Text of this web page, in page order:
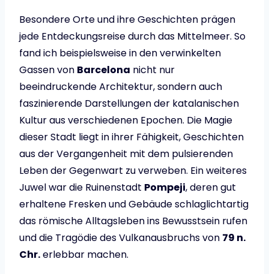
Besondere Orte und ihre Geschichten prägen
jede Entdeckungsreise durch das Mittelmeer. So
fand ich beispielsweise in den verwinkelten
Gassen von Barcelona nicht nur
beeindruckende Architektur, sondern auch
faszinierende Darstellungen der katalanischen
Kultur aus verschiedenen Epochen. Die Magie
dieser Stadt liegt in ihrer Fähigkeit, Geschichten
aus der Vergangenheit mit dem pulsierenden
Leben der Gegenwart zu verweben. Ein weiteres
Juwel war die Ruinenstadt Pompeji, deren gut
erhaltene Fresken und Gebäude schlaglichtartig
das römische Alltagsleben ins Bewusstsein rufen
und die Tragödie des Vulkanausbruchs von 79 n.
Chr.erlebbar machen.